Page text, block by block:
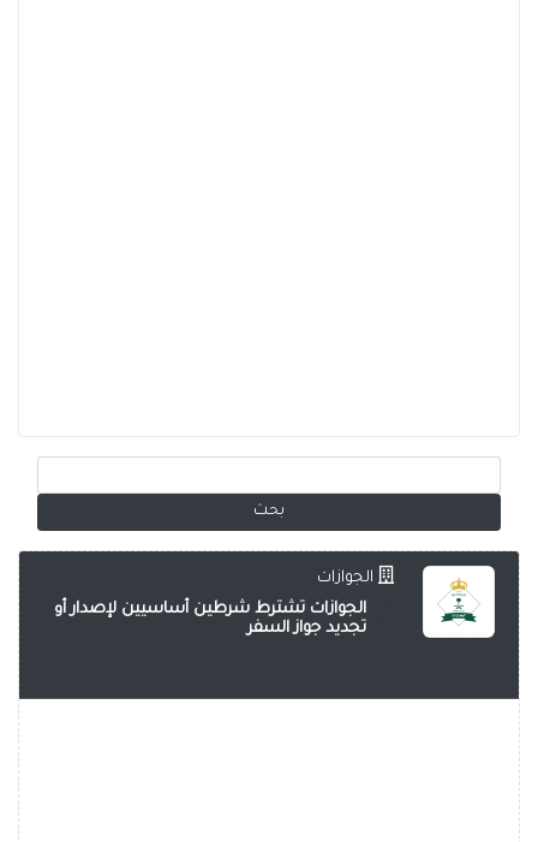
الجوازات
الجوازات تشترط شرطين أساسيين لإصدار أو
تجديد جواز السفر